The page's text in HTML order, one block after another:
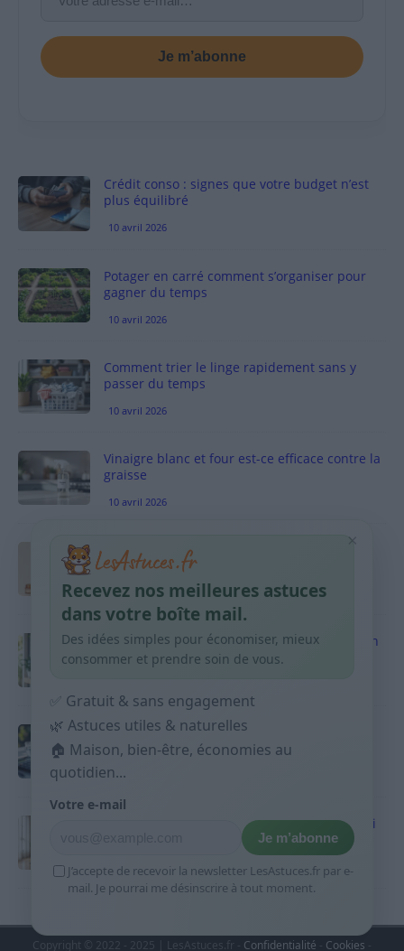
Je m’abonne
Crédit conso : signes que votre budget n’est
plus équilibré
10 avril 2026
Potager en carré comment s’organiser pour
gagner du temps
10 avril 2026
Comment trier le linge rapidement sans y
passer du temps
10 avril 2026
Vinaigre blanc et four est-ce efficace contre la
graisse
10 avril 2026
Taches pigmentaires : routine simple +
habitudes qui aident
9 avril 2026
Produits ménagers : comment économiser en
courses sans acheter 10 sprays
Budget mensuel : méthode rapide pour
répartir son salaire dès le jour de paie
9 avril 2026
Sport 10 minutes par jour est-ce utile et quoi
9 avril 2026
Copyright © 2022 - 2025 | LesAstuces.fr - Confidentialité Cookies -
×
Recevez nos meilleures astuces
dans votre boîte mail.
Des idées simples pour économiser, mieux
consommer et prendre soin de vous.
✅ Gratuit & sans engagement
🌿 Astuces utiles & naturelles
🏠 Maison, bien-être, économies au
quotidien...
Votre e-mail
Je m’abonne
J’accepte de recevoir la newsletter LesAstuces.fr par e-
mail. Je pourrai me désinscrire à tout moment.